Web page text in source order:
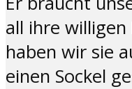
all ihre
haben wir sie
einen Sockel